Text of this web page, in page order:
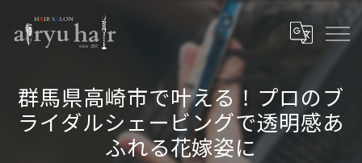
群馬県高崎市で叶える！プロのブ
ライダルシェービングで透明感あ
ふれる花嫁姿に